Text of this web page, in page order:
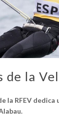
de la
la RFEV dedica